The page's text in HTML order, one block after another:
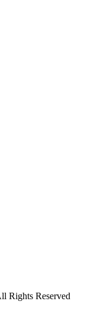
Rights Reserved